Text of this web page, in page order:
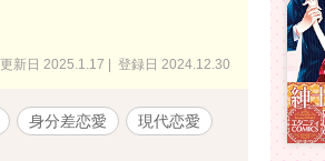
新日 2025.1.17 | 登録日 2024.12.30
身分差恋愛
現代恋愛